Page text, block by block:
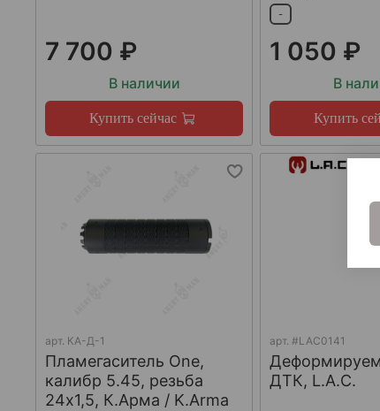
7 700 ₽
В наличии
Купить сейчас
-
1 050 ₽
В
Купить
арт. КА-Д-1
Пламегаситель One,
калибр 5.45, резьба
24х1,5, К.Арма / K.Arma
арт.#LAC0141
ДТК, L.A.C.